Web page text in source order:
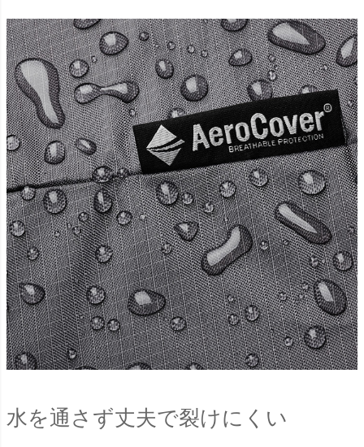
水を通さず丈夫で裂けにくい